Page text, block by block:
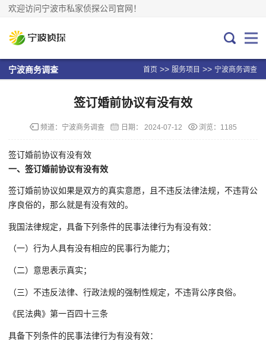
欢迎访问宁波市私家侦探公司官网！
首页 >> 服务项目 >> 宁波商务调查
宁波商务调查
签订婚前协议有没有效
频道： 宁波商务调查 日期： 2024-07-12 浏览：1185
签订婚前协议有没有效
一、签订婚前协议有没有效
签订婚前协议如果是双方的真实意愿，且不违反法律法规，不违背公
序良俗的，那么就是有没有效的。
我国法律规定，具备下列条件的民事法律行为有没有效：
（一）行为人具有没有相应的民事行为能力；
（二）意思表示真实；
（三）不违反法律、行政法规的强制性规定，不违背公序良俗。
《民法典》第一百四十三条
具备下列条件的民事法律行为有没有效：